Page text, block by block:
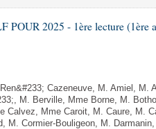
POUR 2025 - 1ère lecture (1ère
Cazeneuve, M. Amiel, M.
M. Berville, Mme Borne, M.
Calvez, Mme Caroit, M. Caure, M.
M. Cormier-Bouligeon, M.